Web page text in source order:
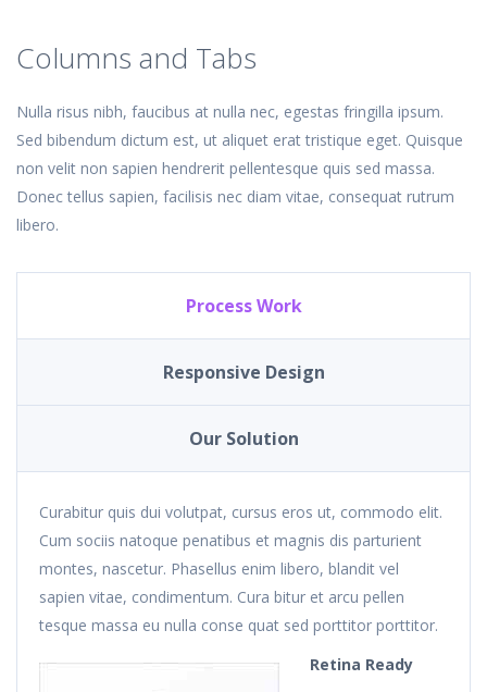
Columns and Tabs
Nulla risus nibh, faucibus at nulla nec, egestas fringilla ipsum.
Sed bibendum dictum est, ut aliquet erat tristique eget. Quisque
non velit non sapien hendrerit pellentesque quis sed massa.
Donec tellus sapien, facilisis nec diam vitae, consequat rutrum
libero.
Process Work
Responsive Design
Our Solution
Curabitur quis dui volutpat, cursus eros ut, commodo elit.
Cum sociis natoque penatibus et magnis dis parturient
montes, nascetur. Phasellus enim libero, blandit vel
sapien vitae, condimentum. Cura bitur et arcu pellen
tesque massa eu nulla conse quat sed porttitor porttitor.
Retina Ready